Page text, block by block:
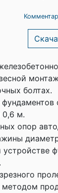
болтах.
0,6 м.
опор
методом